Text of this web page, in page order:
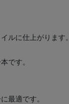
ルに仕上がります。
です。
最適です。